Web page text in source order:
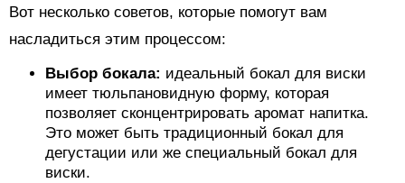
Вот несколько советов, которые помогут вам
насладиться этим процессом:
Выбор бокала: идеальный бокал для виски
имеет тюльпановидную форму, которая
позволяет сконцентрировать аромат напитка.
Это может быть традиционный бокал для
дегустации или же специальный бокал для
виски.